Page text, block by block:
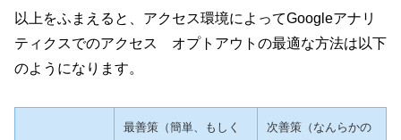
以上をふまえると、アクセス環境によってGoogleアナリ
ティクスでのアクセス オプトアウトの最適な方法は以下
のようになります。
最善策（簡単、もしく
次善策（なんらかの